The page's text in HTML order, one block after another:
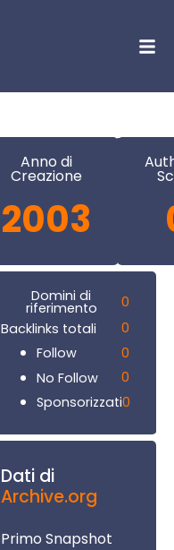
Anno di
Creazione
2003
Domini di
riferimento
0
Backlinks totali
0
Follow
0
No Follow
0
Sponsorizzati0
Dati di
Archive.org
Primo Snapshot